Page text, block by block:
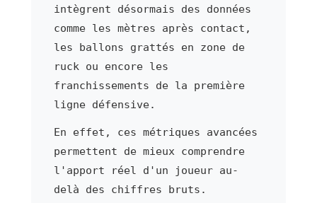
intègrent désormais des données
comme les mètres après contact,
les ballons grattés en zone de
ruck ou encore les
franchissements de la première
ligne défensive.
En effet, ces métriques avancées
permettent de mieux comprendre
l'apport réel d'un joueur au-
delà des chiffres bruts.